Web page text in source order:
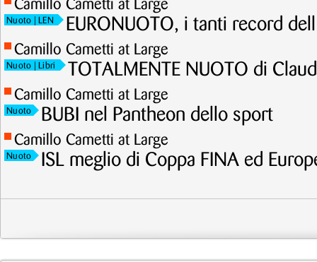
Camillo Cametti at Large
Nuoto | LEN EURONUOTO, i tanti record
Camillo Cametti at Large
Nuoto | Libri TOTALMENTE NUOTO di
Camillo Cametti at Large
Nuoto BUBI nel Pantheon dello sport
Camillo Cametti at Large
Nuoto ISL meglio di Coppa FINA ed